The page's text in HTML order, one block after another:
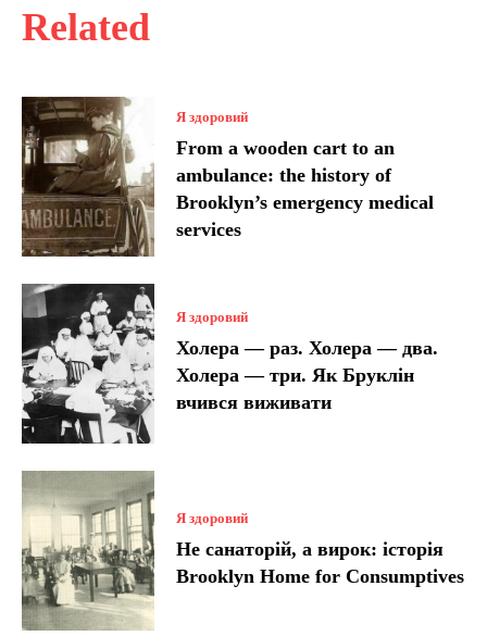
Related
Я здоровий
From a wooden cart to an
ambulance: the history of
Brooklyn’s emergency medical
services
Я здоровий
Холера — раз. Холера — два.
Холера — три. Як Бруклін
вчився виживати
Я здоровий
Не санаторій, а вирок: історія
Brooklyn Home for Consumptives